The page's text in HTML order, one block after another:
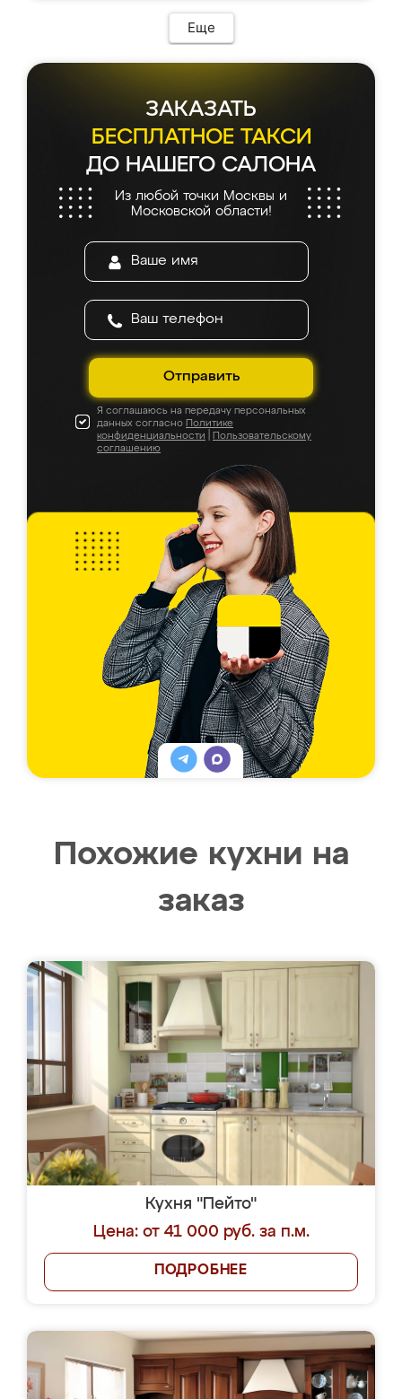
Еще
ЗАКАЗАТЬ
БЕСПЛАТНОЕ ТАКСИ
ДО НАШЕГО САЛОНА
Из любой точки Москвы и
Московской области!
Отправить
Я соглашаюсь на передачу персональных
данных согласно Политике
конфиденциальности
Пользовательскому
соглашению
Похожие кухни на
заказ
Кухня "Пейто"
Цена: от 41 000 руб. за п.м.
ПОДРОБНЕЕ